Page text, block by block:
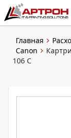
Главная
Canon
106 C